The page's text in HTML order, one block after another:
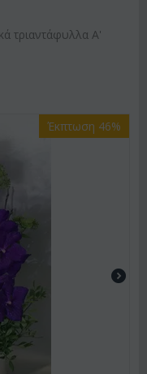
τριαντάφυλλα Α'
Έκπτωση 46%